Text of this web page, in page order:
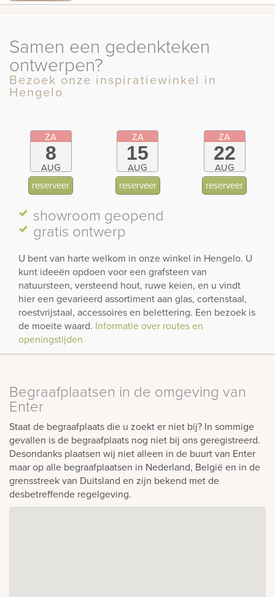
Samen een gedenkteken
ontwerpen?
Bezoek onze inspiratiewinkel in
Hengelo
ZA
8
AUG
reserveer
ZA
15
AUG
reserveer
ZA
22
AUG
reserveer
showroom geopend
gratis ontwerp
U bent van harte welkom in onze winkel in Hengelo. U
kunt ideeën opdoen voor een grafsteen van
natuursteen, versteend hout, ruwe keien, en u vindt
hier een gevarieerd assortiment aan glas, cortenstaal,
roestvrijstaal, accessoires en belettering. Een bezoek is
de moeite waard. Informatie over routes en
openingstijden
Begraafplaatsen in de omgeving van
Enter
Staat de begraafplaats die u zoekt er niet bij? In sommige
gevallen is de begraafplaats nog niet bij ons geregistreerd.
Desondanks plaatsen wij niet alleen in de buurt van Enter
maar op alle begraafplaatsen in Nederland, België en in de
grensstreek van Duitsland en zijn bekend met de
desbetreffende regelgeving.